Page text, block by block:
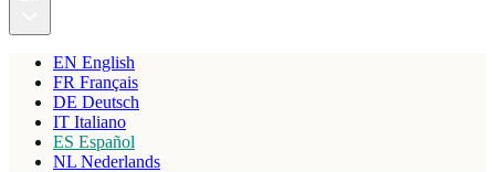
EN English
FR Français
DE Deutsch
IT Italiano
ES Español
NL Nederlands